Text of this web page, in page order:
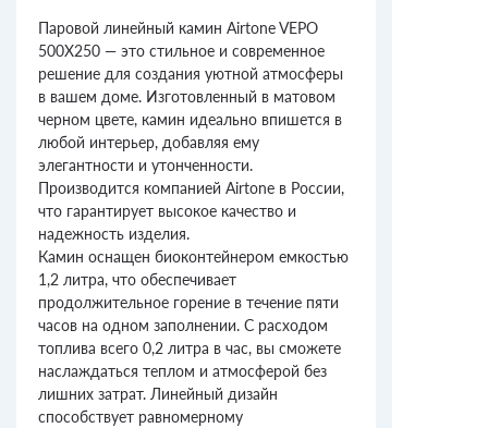
Паровой линейный камин Airtone VEPO
500X250 — это стильное и современное
решение для создания уютной атмосферы
в вашем доме. Изготовленный в матовом
черном цвете, камин идеально впишется в
любой интерьер, добавляя ему
элегантности и утонченности.
Производится компанией Airtone в России,
что гарантирует высокое качество и
надежность изделия.
Камин оснащен биоконтейнером емкостью
1,2 литра, что обеспечивает
продолжительное горение в течение пяти
часов на одном заполнении. С расходом
топлива всего 0,2 литра в час, вы сможете
наслаждаться теплом и атмосферой без
лишних затрат. Линейный дизайн
способствует равномерному